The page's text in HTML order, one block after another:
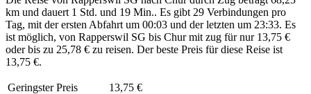
km und dauert 1 Std. und 19 Min.. Es gibt 29 Verbindungen pro
Tag, mit der ersten Abfahrt um 00:03 und der letzten um 23:33. Es
ist möglich, von Rapperswil SG bis Chur mit zug für nur 13,75 €
oder bis zu 25,78 € zu reisen. Der beste Preis für diese Reise ist
13,75 €.
Geringster Preis
13,75 €